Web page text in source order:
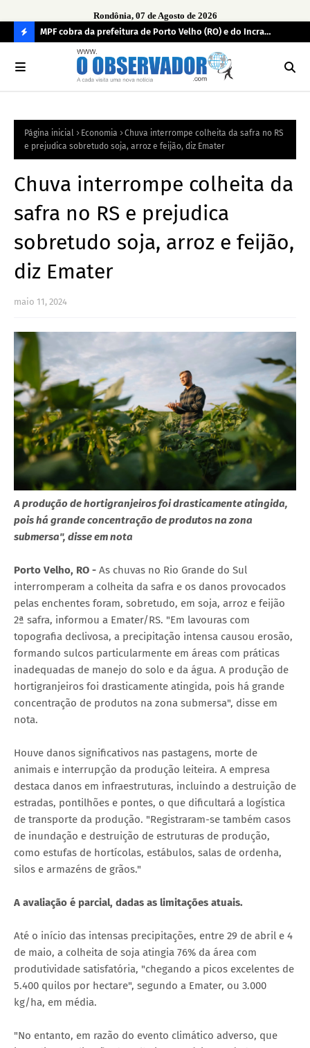
Rondônia, 07 de Agosto de 2026
O
R
MPF cobra da prefeitura de Porto Velho (RO) e do Incra
regularização fundiária da comunidade Nova Colina
Página inicial Economia
Chuva interrompe colheita da safra no RS
e prejudica sobretudo soja, arroz e feijão, diz Emater
Chuva interrompe colheita da
safra no RS e prejudica
sobretudo soja, arroz e feijão,
diz Emater
maio 11, 2024
A produção de hortigranjeiros foi drasticamente atingida,
pois há grande concentração de produtos na zona
submersa", disse em nota
Porto Velho, RO - As chuvas no Rio Grande do Sul
interromperam a colheita da safra e os danos provocados
pelas enchentes foram, sobretudo, em soja, arroz e feijão
2ª safra, informou a Emater/RS. "Em lavouras com
topografia declivosa, a precipitação intensa causou erosão,
formando sulcos particularmente em áreas com práticas
inadequadas de manejo do solo e da água. A produção de
hortigranjeiros foi drasticamente atingida, pois há grande
concentração de produtos na zona submersa", disse em
nota.
Houve danos significativos nas pastagens, morte de
animais e interrupção da produção leiteira. A empresa
destaca danos em infraestruturas, incluindo a destruição de
estradas, pontilhões e pontes, o que dificultará a logística
de transporte da produção. "Registraram-se também casos
de inundação e destruição de estruturas de produção,
como estufas de hortícolas, estábulos, salas de ordenha,
silos e armazéns de grãos."
A avaliação é parcial, dadas as limitações atuais.
Até o início das intensas precipitações, entre 29 de abril e 4
de maio, a colheita de soja atingia 76% da área com
produtividade satisfatória, "chegando a picos excelentes de
5.400 quilos por hectare", segundo a Emater, ou 3.000
kg/ha, em média.
"No entanto, em razão do evento climático adverso, que